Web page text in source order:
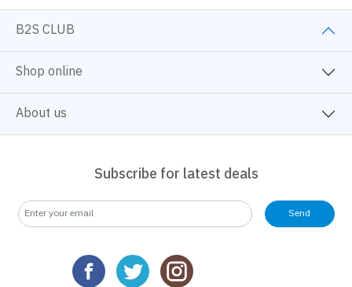
B2S CLUB
Shop online
About us
Subscribe for latest deals
We use cookies
Preferences".
Cookie Policy